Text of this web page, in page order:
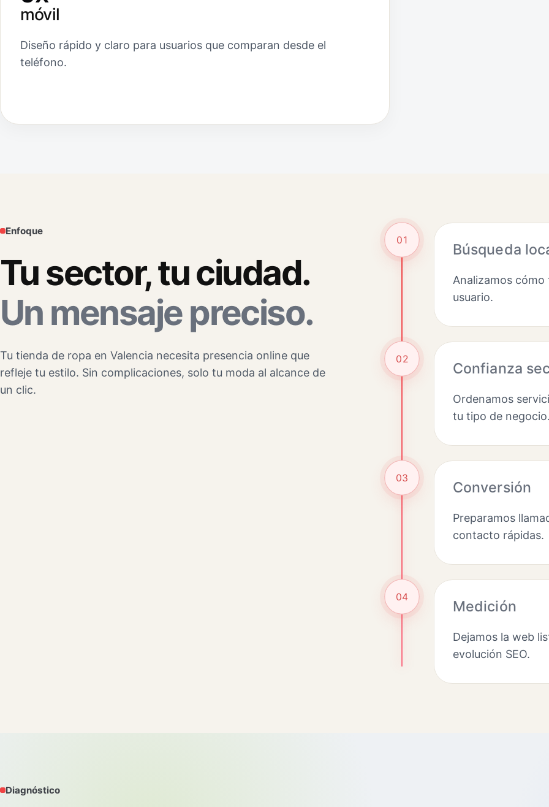
móvil
Diseño rápido y claro para usuarios que comparan desde el
teléfono.
Enfoque
Tu sector, tu ciudad.
Un mensaje preciso.
Tu tienda de ropa en Valencia necesita presencia online que
refleje tu estilo. Sin complicaciones, solo tu moda al alcance de
un clic.
01
Búsqueda
Analizamos cómo
usuario.
02
Confianza
Ordenamos
tu tipo de
03
Conversión
Preparamos
contacto rápidas.
04
Medición
Dejamos la web
evolución SEO.
Diagnóstico